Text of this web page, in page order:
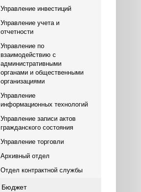
Управление инвестиций
Управление учета и
отчетности
Управление по
взаимодействию с
административными
органами и общественными
организациями
Управление
информационных технологий
Управление записи актов
гражданского состояния
Управление торговли
Архивный отдел
Отдел контрактной службы
Бюджет